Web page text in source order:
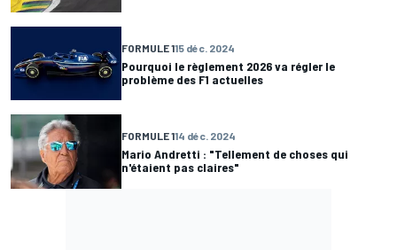
FORMULE 115 déc. 2024
Pourquoi le règlement 2026 va régler le
problème des F1 actuelles
FORMULE 114 déc. 2024
Mario Andretti : "Tellement de choses qui
n'étaient pas claires"